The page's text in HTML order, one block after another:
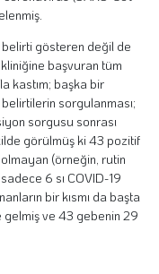
gösteren değil de
başvuran tüm
kastım; başka bir
sorgulanması;
sorgusu sonrası
görülmüş ki 43 pozitif
(örneğin, rutin
6 sı COVID-19
bir kısmı da başta
ve 43 gebenin 29